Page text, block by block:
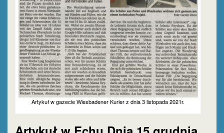
Artykuł w gazecie Wiesbadener Kurier z dnia 3 listopada 2021r.